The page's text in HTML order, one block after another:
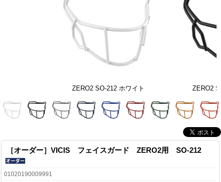
ZERO2 SO-212 ホワイト ZERO2
［オーダー］VICIS フェイスガード ZERO2用 SO-212
01020190009991